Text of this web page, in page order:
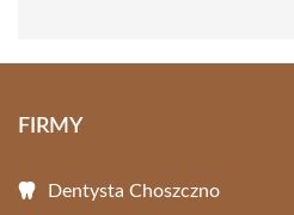
FIRMY
Dentysta Choszczno